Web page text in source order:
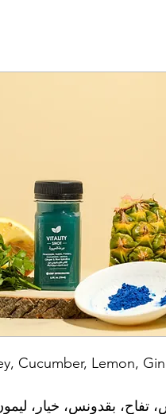
Cucumber, Lemon,
تفاح، بقدونس، خيار،